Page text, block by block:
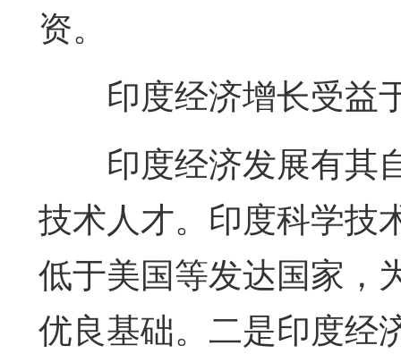
资。
印度经济增长受益
印度经济发展有其
技术人才。印度科学技
低于美国等发达国家，
优良基础。二是印度经